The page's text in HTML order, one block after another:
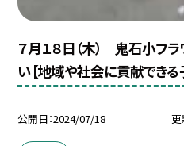
７月１８日（木） 鬼石小フ
い【地域や社会に貢献できる
公開日 2024/07/18 更